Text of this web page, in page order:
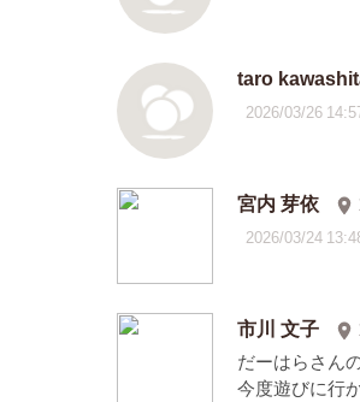
taro
2026/03/26
宮内 芽依
2026/03/24
市川 文子
だーはらさん
今度遊びに行